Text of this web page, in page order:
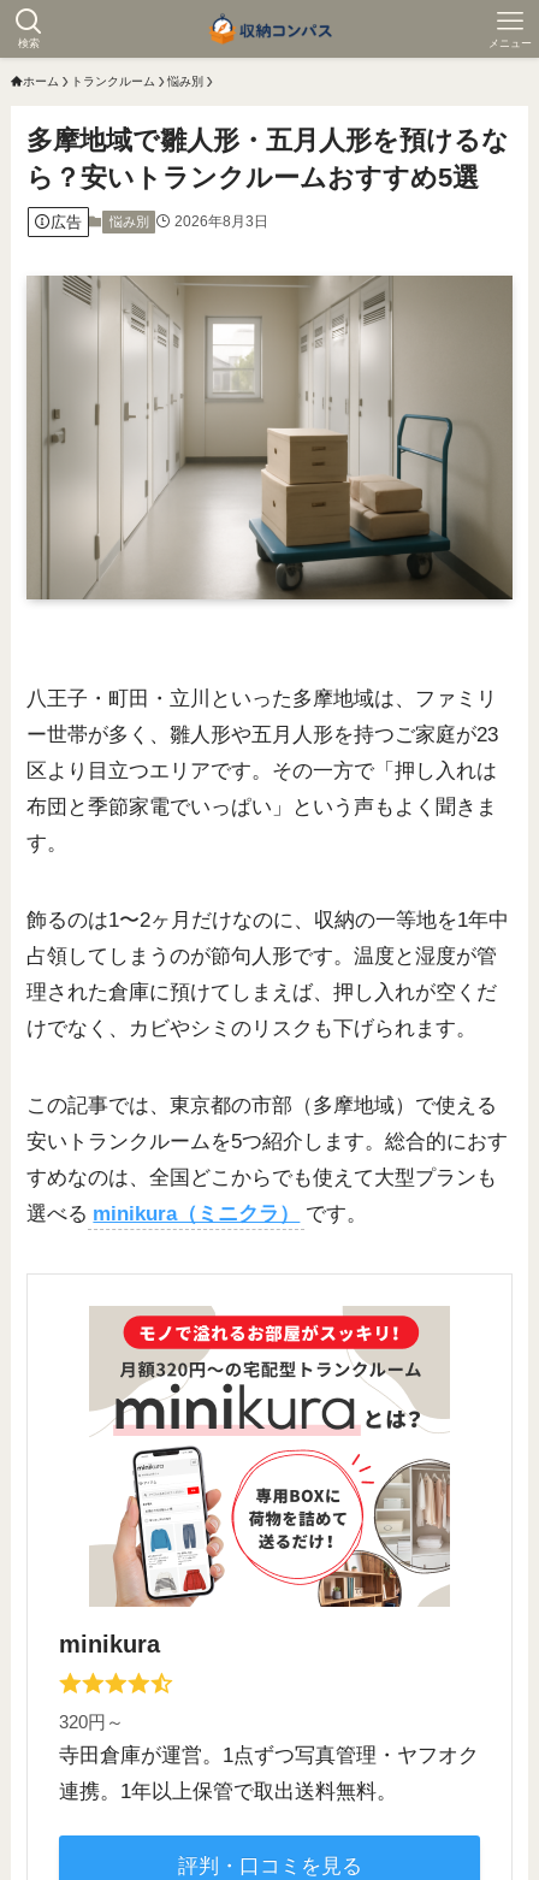
検索 メニュー
ホーム トランクルーム 悩み別
多摩地域で雛人形・五月人形を預けるな
ら？安いトランクルームおすすめ5選
広告 悩み別 2026年8月3日
八王子・町田・立川といった多摩地域は、ファミリ
ー世帯が多く、雛人形や五月人形を持つご家庭が23
区より目立つエリアです。その一方で「押し入れは
布団と季節家電でいっぱい」という声もよく聞きま
す。
飾るのは1〜2ヶ月だけなのに、収納の一等地を1年中
占領してしまうのが節句人形です。温度と湿度が管
理された倉庫に預けてしまえば、押し入れが空くだ
けでなく、カビやシミのリスクも下げられます。
この記事では、東京都の市部（多摩地域）で使える
安いトランクルームを5つ紹介します。総合的におす
すめなのは、全国どこからでも使えて大型プランも
選べる minikura（ミニクラ） です。
minikura
320円～
寺田倉庫が運営。1点ずつ写真管理・ヤフオク
連携。1年以上保管で取出送料無料。
評判・口コミを見る